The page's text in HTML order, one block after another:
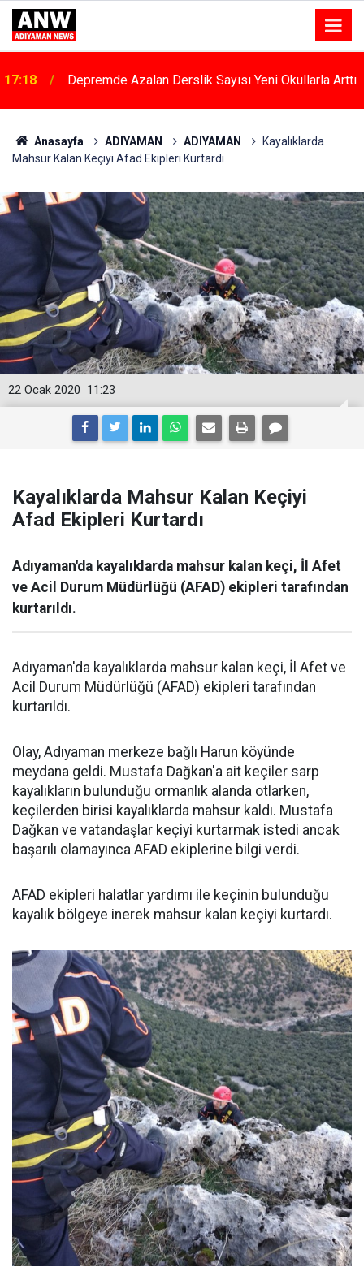
17:18 Depremde Azalan Derslik Sayısı Yeni Okullarla Arttı
Anasayfa ADIYAMAN ADIYAMAN
Kayalıklarda
Mahsur Kalan Keçiyi Afad Ekipleri Kurtardı
11:23
22 Ocak 2020
Kayalıklarda Mahsur Kalan Keçiyi
Afad Ekipleri Kurtardı
Adıyaman'da kayalıklarda mahsur kalan keçi, İl Afet
ve Acil Durum Müdürlüğü (AFAD) ekipleri tarafından
kurtarıldı.
Adıyaman'da kayalıklarda mahsur kalan keçi, İl Afet ve
Acil Durum Müdürlüğü (AFAD) ekipleri tarafından
kurtarıldı.
Olay, Adıyaman merkeze bağlı Harun köyünde
meydana geldi. Mustafa Dağkan'a ait keçiler sarp
kayalıkların bulunduğu ormanlık alanda otlarken,
keçilerden birisi kayalıklarda mahsur kaldı. Mustafa
Dağkan ve vatandaşlar keçiyi kurtarmak istedi ancak
başarılı olamayınca AFAD ekiplerine bilgi verdi.
AFAD ekipleri halatlar yardımı ile keçinin bulunduğu
kayalık bölgeye inerek mahsur kalan keçiyi kurtardı.